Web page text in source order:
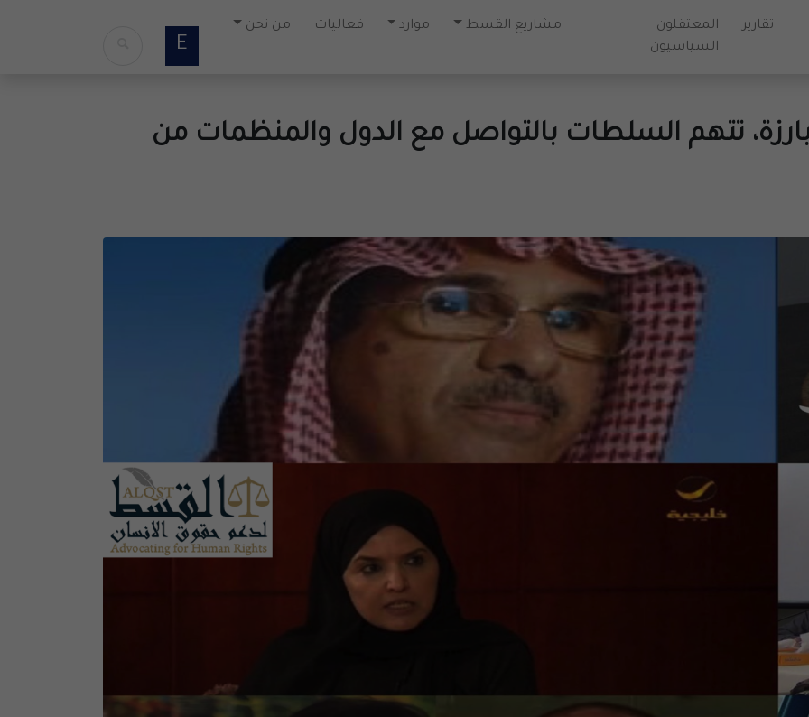
تقارير
المعتقلون
السياسيون
مشاريع القسط موارد فعاليات من نحن
E
تتهم السلطات بالتواصل مع الدول والمنظمات من